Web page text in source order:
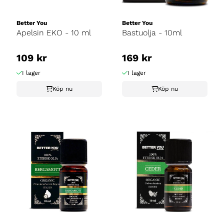
Better You
Apelsin EKO - 10 ml
109 kr
I lager
Köp nu
Better You
Bastuolja - 10ml
169 kr
I lager
Köp nu